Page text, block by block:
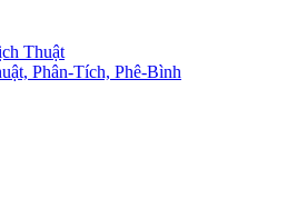
Thuật
Phân-Tích, Phê-Bình